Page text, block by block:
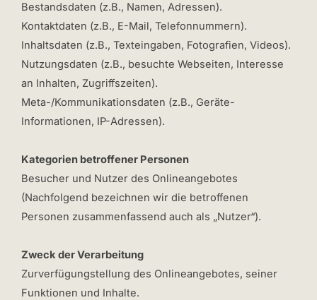
Bestandsdaten (z.B., Namen, Adressen).
Kontaktdaten (z.B., E-Mail, Telefonnummern).
Inhaltsdaten (z.B., Texteingaben, Fotografien, Videos).
Nutzungsdaten (z.B., besuchte Webseiten, Interesse
an Inhalten, Zugriffszeiten).
Meta-/Kommunikationsdaten (z.B., Geräte-
Informationen, IP-Adressen).
Kategorien betroffener Personen
Besucher und Nutzer des Onlineangebotes
(Nachfolgend bezeichnen wir die betroffenen
Personen zusammenfassend auch als „Nutzer“).
Zweck der Verarbeitung
Zurverfügungstellung des Onlineangebotes, seiner
Funktionen und Inhalte.